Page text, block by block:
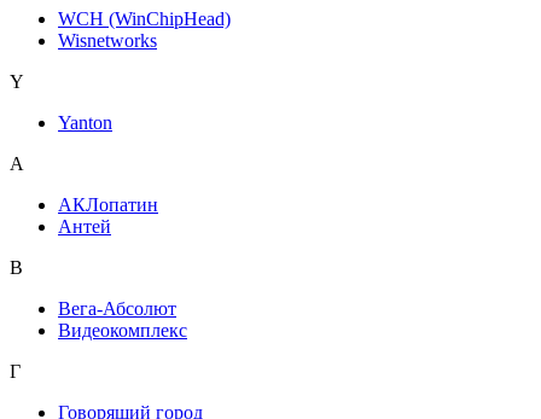
WCH (WinChipHead)
Wisnetworks
Y
Yanton
А
АКЛопатин
Антей
В
Вега-Абсолют
Видеокомплекс
Г
Говорящий город